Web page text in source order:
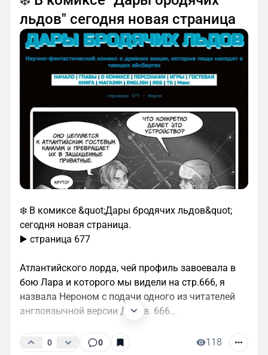
льдов" сегодня новая страница
❄️ В комиксе &quot;Дары бродячих льдов&quot;
сегодня новая страница.
▶️ страница 677
Атлантийского лорда, чей профиль завоевала в
бою Лара и которого мы видели на стр.666, я
назвала Нероном с подачи одного из читателей
англоязычной версии Даров. 666...
0 0 118